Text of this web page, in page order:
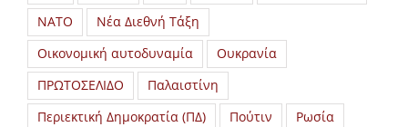
ΝΑΤΟ
Νέα Διεθνή Τάξη
Οικονομική αυτοδυναμία
Ουκρανία
ΠΡΩΤΟΣΕΛΙΔΟ
Παλαιστίνη
Περιεκτική Δημοκρατία (ΠΔ)
Πούτιν
Ρωσία